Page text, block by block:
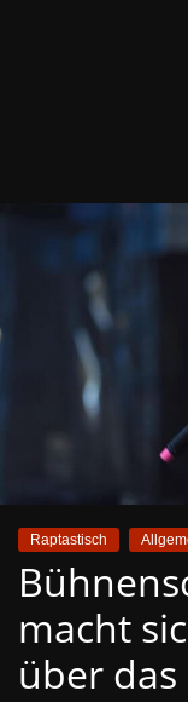
Raptastisch
macht
über